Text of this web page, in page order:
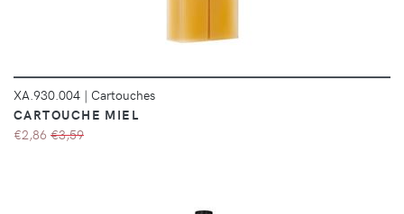
XA.930.004 | Cartouches
CARTOUCHE MIEL
€2,86 €3,59